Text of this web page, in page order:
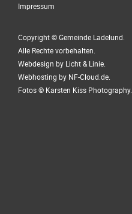
Impressum
Copyright © Gemeinde Ladelund.
Alle Rechte vorbehalten.
Webdesign by Licht & Linie.
Webhosting by NF-Cloud.de.
Fotos © Karsten Kiss Photography.